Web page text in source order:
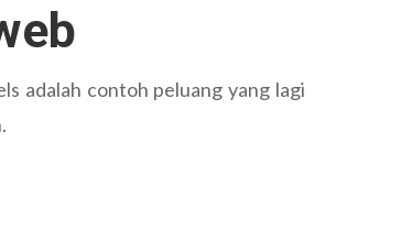
adalah contoh peluang yang lagi